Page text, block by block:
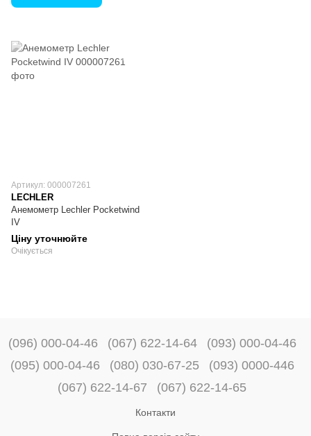
Артикул: 000007261
LECHLER
Анемометр Lechler Pocketwind
IV
Ціну уточнюйте
Очікується
(096) 000-04-46 (067) 622-14-64
(093) 000-04-46
(095) 000-04-46
(080) 030-67-25
(093) 0000-446
(067) 622-14-67
(067) 622-14-65
Контакти